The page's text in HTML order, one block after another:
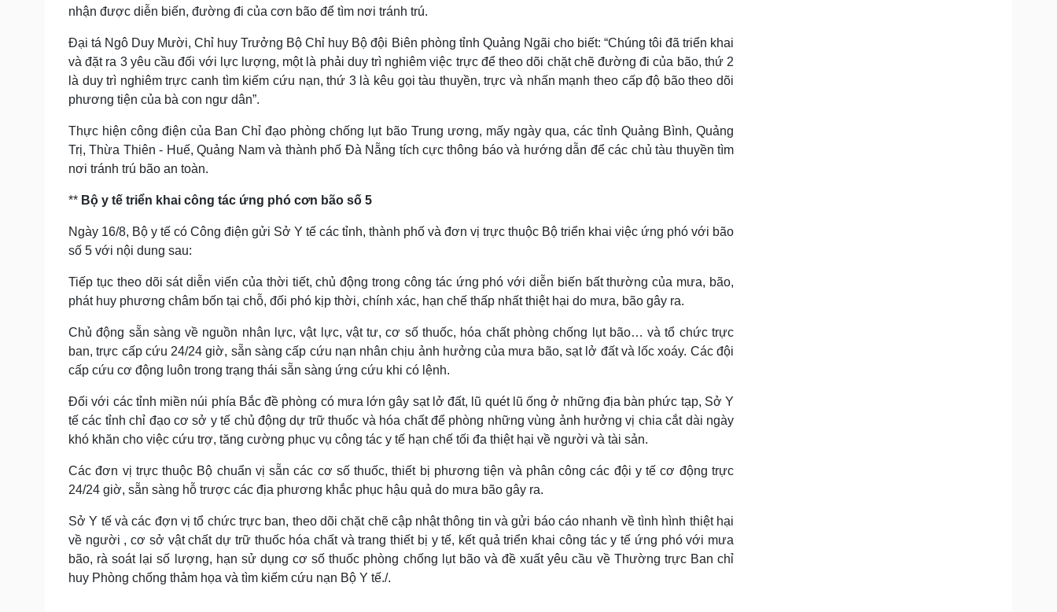
nhận được diễn biến, đường đi của cơn bão để tìm nơi tránh trú.
Đại tá Ngô Duy Mười, Chỉ huy Trưởng Bộ Chỉ huy Bộ đội Biên phòng tỉnh Quảng Ngãi cho biết: “Chúng tôi đã triển khai
và đặt ra 3 yêu cầu đối với lực lượng, một là phải duy trì nghiêm việc trực để theo dõi chặt chẽ đường đi của bão, thứ 2
là duy trì nghiêm trực canh tìm kiếm cứu nạn, thứ 3 là kêu gọi tàu thuyền, trực và nhấn mạnh theo cấp độ bão theo dõi
phương tiện của bà con ngư dân”.
Thực hiện công điện của Ban Chỉ đạo phòng chống lụt bão Trung ương, mấy ngày qua, các tỉnh Quảng Bình, Quảng
Trị, Thừa Thiên - Huế, Quảng Nam và thành phố Đà Nẵng tích cực thông báo và hướng dẫn để các chủ tàu thuyền tìm
nơi tránh trú bão an toàn.
** Bộ y tế triển khai công tác ứng phó cơn bão số 5
Ngày 16/8, Bộ y tế có Công điện gửi Sở Y tế các tỉnh, thành phố và đơn vị trực thuộc Bộ triển khai việc ứng phó với bão
số 5 với nội dung sau:
Tiếp tục theo dõi sát diễn viến của thời tiết, chủ động trong công tác ứng phó với diễn biến bất thường của mưa, bão,
phát huy phương châm bốn tại chỗ, đối phó kịp thời, chính xác, hạn chế thấp nhất thiệt hại do mưa, bão gây ra.
Chủ động sẵn sàng về nguồn nhân lực, vật lực, vật tư, cơ số thuốc, hóa chất phòng chống lụt bão… và tổ chức trực
ban, trực cấp cứu 24/24 giờ, sẵn sàng cấp cứu nạn nhân chịu ảnh hưởng của mưa bão, sạt lở đất và lốc xoáy. Các đội
cấp cứu cơ động luôn trong trạng thái sẵn sàng ứng cứu khi có lệnh.
Đối với các tỉnh miền núi phía Bắc đề phòng có mưa lớn gây sạt lở đất, lũ quét lũ ống ở những địa bàn phức tạp, Sở Y
tế các tỉnh chỉ đạo cơ sở y tế chủ động dự trữ thuốc và hóa chất để phòng những vùng ảnh hưởng vị chia cắt dài ngày
khó khăn cho việc cứu trợ, tăng cường phục vụ công tác y tế hạn chế tối đa thiệt hại về người và tài sản.
Các đơn vị trực thuộc Bộ chuẩn vị sẵn các cơ số thuốc, thiết bị phương tiện và phân công các đội y tế cơ động trực
24/24 giờ, sẵn sàng hỗ trược các địa phương khắc phục hậu quả do mưa bão gây ra.
Sở Y tế và các đợn vị tổ chức trực ban, theo dõi chặt chẽ cập nhật thông tin và gửi báo cáo nhanh về tình hình thiệt hại
về người , cơ sở vật chất dự trữ thuốc hóa chất và trang thiết bị y tế, kết quả triển khai công tác y tế ứng phó với mưa
bão, rà soát lại số lượng, hạn sử dụng cơ số thuốc phòng chống lụt bão và đề xuất yêu cầu về Thường trực Ban chỉ
huy Phòng chống thảm họa và tìm kiếm cứu nạn Bộ Y tế./.